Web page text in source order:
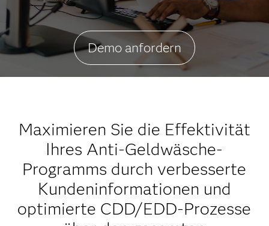
Demo anfordern
Maximieren Sie die Effektivität
Ihres Anti-Geldwäsche-
Programms durch verbesserte
Kundeninformationen und
optimierte CDD/EDD-Prozesse